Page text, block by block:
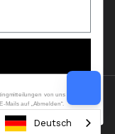
Deutsch
von uns zu
auf „Abmelden“.